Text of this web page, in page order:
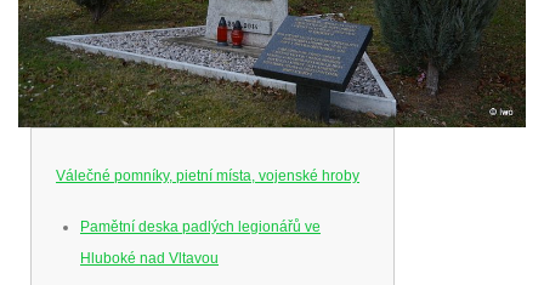
Válečné pomníky, pietní místa, vojenské hroby
Pamětní deska padlých legionářů ve
Hluboké nad Vltavou